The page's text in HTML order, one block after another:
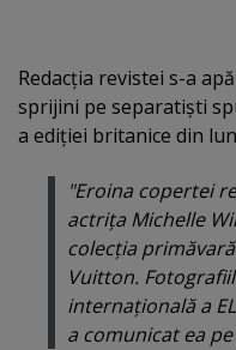
Redacţia revistei s-a
sprijini pe separatişti
a ediţiei britanice din
"Eroina copertei
actriţa Michelle
colecţia
Vuitton.
internaţională a
a comunicat ea